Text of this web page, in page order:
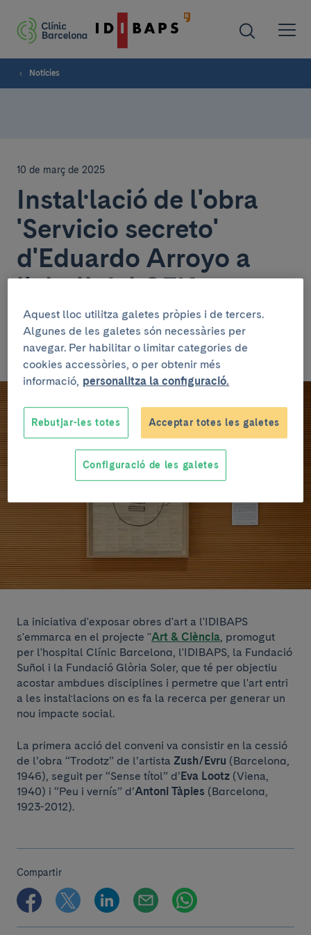
Notícies
10 de març de 2025
Instal·lació de l'obra
'Servicio secreto'
d'Eduardo Arroyo a
l'altell del CEK
A principis de març es va retirar de l'altell del CEK
l'obra "Peu i Vernís", d'Antoni Tàpies, que es va
substituir per "Servicio secreto", d'Eduardo Arroyo
La iniciativa d'exposar obres d'art a l'IDIBAPS
s'emmarca en el projecte "Art & Ciència, promogut
per l'hospital Clínic Barcelona, l'IDIBAPS, la Fundació
Suñol i la Fundació Glòria Soler, que té per objectiu
acostar ambdues disciplines i permetre que l'art entri
a les instal·lacions on es fa la recerca per generar un
nou impacte social.
La primera acció del conveni va consistir en la cessió
de l’obra “Trodotz” de l’artista Zush/Evru (Barcelona,
1946), seguit per “Sense títol” d’Eva Lootz (Viena,
1940) i “Peu i vernís” d’Antoni Tàpies (Barcelona,
1923-2012).
Compartir
Aquest lloc utilitza galetes pròpies i de tercers.
Algunes de les galetes són necessàries per
navegar. Per habilitar o limitar categories de
cookies accessòries, o per obtenir més
informació, personalitza la configuració.
Rebutjar-les totes Acceptar totes les galetes
Configuració de les galetes